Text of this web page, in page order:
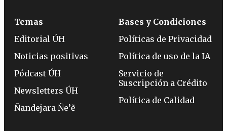
Temas
Editorial ÚH
Noticias positivas
Pódcast ÚH
Newsletters ÚH
Ñandejara Ñe’ẽ
Bases y Condiciones
Políticas de Privacidad
Política de uso de la IA
Servicio de
Suscripción a Crédito
Política de Calidad